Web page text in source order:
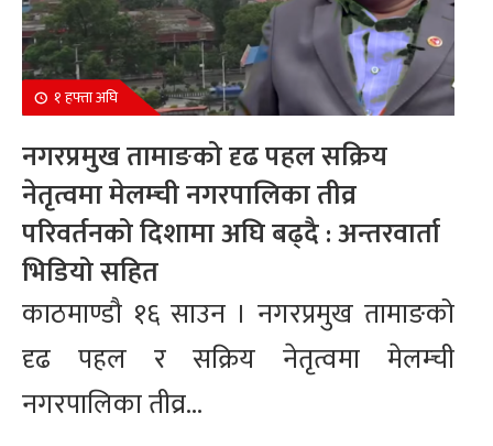
१ हफ्ता अघि
नगरप्रमुख तामाङको दृढ पहल सक्रिय
नेतृत्वमा मेलम्ची नगरपालिका तीव्र
परिवर्तनको दिशामा अघि बढ्दै : अन्तरवार्ता
भिडियो सहित
काठमाण्डौ १६ साउन । नगरप्रमुख तामाङको
दृढ पहल र सक्रिय नेतृत्वमा मेलम्ची
नगरपालिका तीव्र...